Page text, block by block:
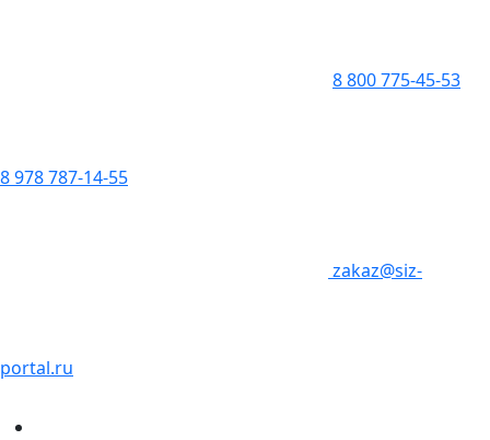
8 800 775-45-53
8 978 787-14-55
zakaz@siz-
portal.ru